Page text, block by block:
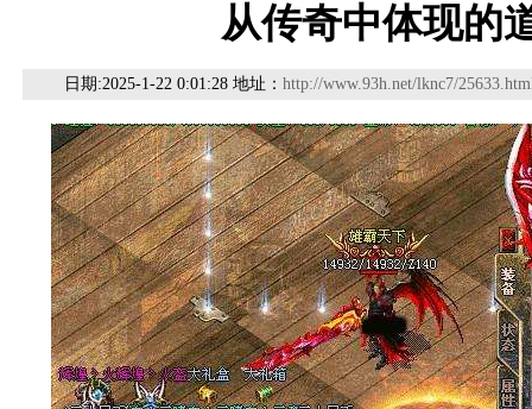
从传奇中体现的
日期:2025-1-22 0:01:28 地址： http://www.93h.net/lknc7/